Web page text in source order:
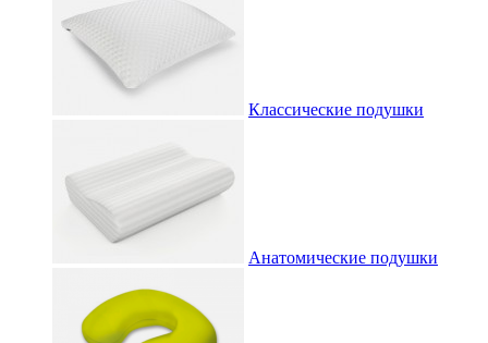
Классические подушки
Анатомические подушки